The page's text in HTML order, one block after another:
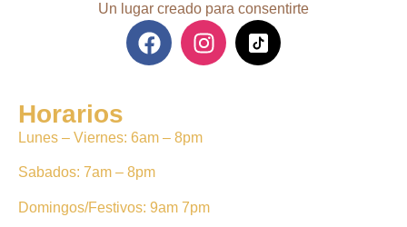
Un lugar creado para consentirte
Horarios
Lunes – Viernes: 6am – 8pm
Sabados: 7am – 8pm
Domingos/Festivos: 9am 7pm